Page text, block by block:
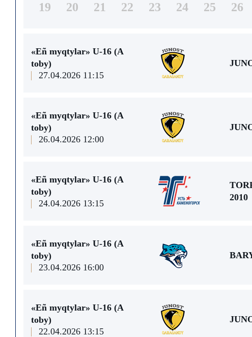
19
20 21 22 23 24 25 26
«Eñ myqtylar» U-16 (А
toby)
27.04.2026 11:15
«Eñ myqtylar» U-16 (А
toby)
26.04.2026 12:00
«Eñ myqtylar» U-16 (А
toby)
24.04.2026 13:15
2010
«Eñ myqtylar» U-16 (А
toby)
23.04.2026 16:00
«Eñ myqtylar» U-16 (А
toby)
22.04.2026 13:15